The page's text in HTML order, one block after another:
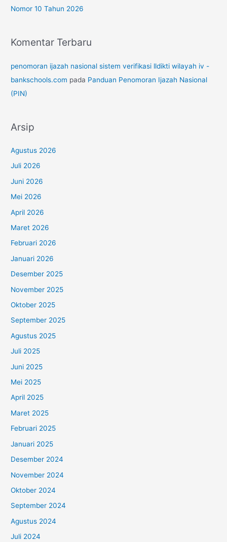
Nomor 10 Tahun 2026
Komentar Terbaru
penomoran ijazah nasional sistem verifikasi lldikti wilayah iv -
bankschools.com pada Panduan Penomoran Ijazah Nasional
(PIN)
Arsip
Agustus 2026
Juli 2026
Juni 2026
Mei 2026
April 2026
Maret 2026
Februari 2026
Januari 2026
Desember 2025
November 2025
Oktober 2025
September 2025
Agustus 2025
Juli 2025
Juni 2025
Mei 2025
April 2025
Maret 2025
Februari 2025
Januari 2025
Desember 2024
November 2024
Oktober 2024
September 2024
Agustus 2024
Juli 2024